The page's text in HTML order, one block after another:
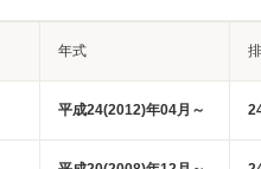
年式
平成24(2012)年04月～